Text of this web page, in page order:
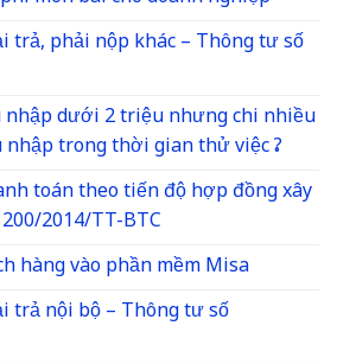
trả, phải nộp khác – Thông tư số
nhập dưới 2 triệu nhưng chi nhiều
trong thời gian thử việc ?
toán theo tiến độ hợp đồng xây
2014/TT-BTC
hàng vào phần mềm Misa
trả nội bộ – Thông tư số